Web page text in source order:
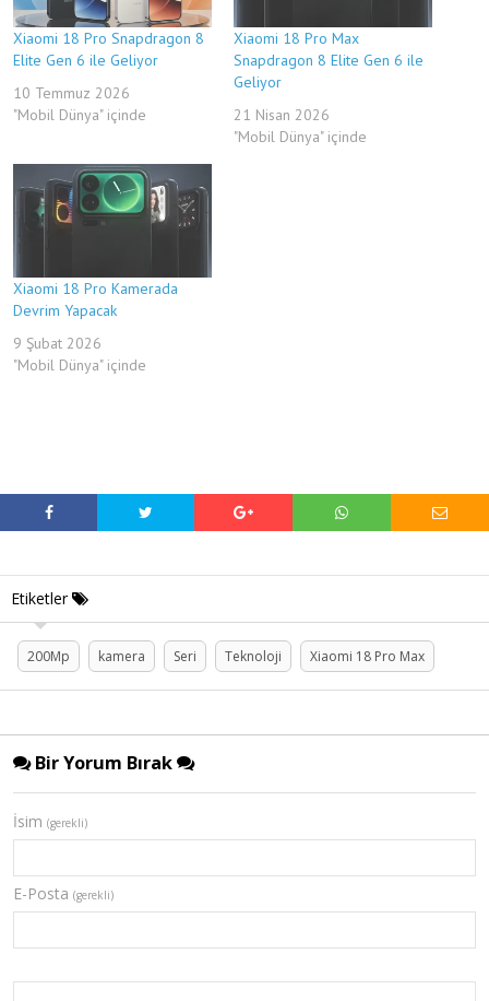
Xiaomi 18 Pro Snapdragon 8
Elite Gen 6 ile Geliyor
10 Temmuz 2026
"Mobil Dünya" içinde
Xiaomi 18 Pro Max
Snapdragon 8 Elite Gen 6 ile
Geliyor
21 Nisan 2026
"Mobil Dünya" içinde
Xiaomi 18 Pro Kamerada
Devrim Yapacak
9 Şubat 2026
"Mobil Dünya" içinde
Etiketler
200Mp kamera Seri Teknoloji Xiaomi 18 Pro Max
Bir Yorum Bırak
İsim (gerekli)
E-Posta (gerekli)